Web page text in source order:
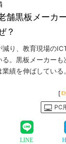
舗黒板メーカ
？
り、教育現場の
。黒板メーカーも
績を伸ばしている
[
PC
LINE